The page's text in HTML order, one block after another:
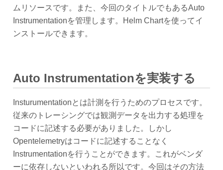
ムリソースです。また、今回のタイトルでもあるAuto
Instrumentationを管理します。Helm Chartを使ってイ
ンストールできます。
Auto Instrumentationを実装する
Insturumentationとは計測を行うためのプロセスです。
従来のトレーシングでは観測データを出力する処理を
コードに記述する必要がありました。しかし
Opentelemetryはコードに記述することなく
Instrumentationを行うことができます。これがベンダ
ーに依存しないといわれる所以です。今回はその方法